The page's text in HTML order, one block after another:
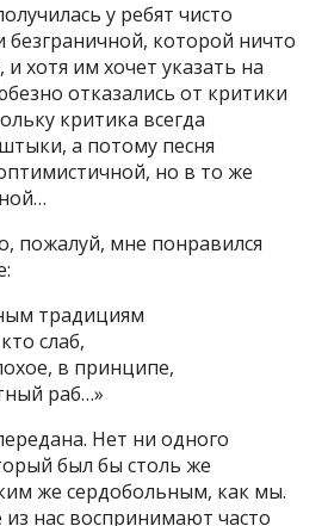
у ребят чисто
безграничной, которой ничто
хотя им хочет указать на
отказались от критики
критика всегда
а потому песня
но в то же
пожалуй, мне понравился
традициям
слаб,
в принципе,
раб…»
Нет ни одного
был бы столь же
же сердобольным, как мы.
нас воспринимают часто